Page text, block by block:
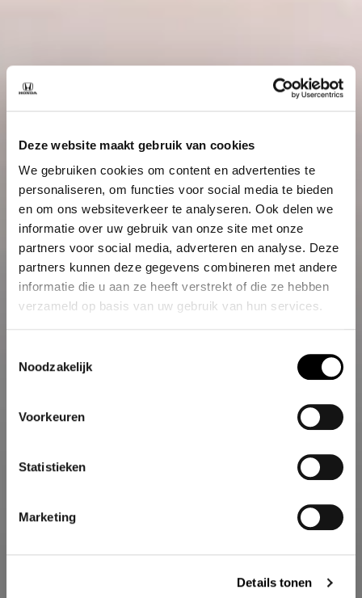
Deze website maakt gebruik van cookies
We gebruiken cookies om content en advertenties te
personaliseren, om functies voor social media te bieden
en om ons websiteverkeer te analyseren. Ook delen we
informatie over uw gebruik van onze site met onze
partners voor social media, adverteren en analyse. Deze
partners kunnen deze gegevens combineren met andere
informatie die u aan ze heeft verstrekt of die ze hebben
verzameld op basis van uw gebruik van hun services.
Noodzakelijk
Voorkeuren
Statistieken
Marketing
Details tonen